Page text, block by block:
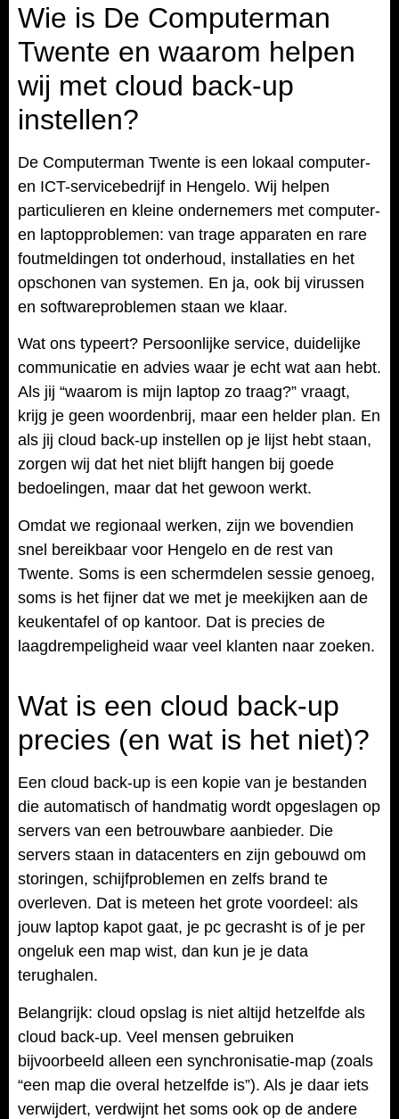
Wie is De Computerman
Twente en waarom helpen
wij met cloud back-up
instellen?
De Computerman Twente is een lokaal computer-
en ICT-servicebedrijf in Hengelo. Wij helpen
particulieren en kleine ondernemers met computer-
en laptopproblemen: van trage apparaten en rare
foutmeldingen tot onderhoud, installaties en het
opschonen van systemen. En ja, ook bij virussen
en softwareproblemen staan we klaar.
Wat ons typeert? Persoonlijke service, duidelijke
communicatie en advies waar je echt wat aan hebt.
Als jij “waarom is mijn laptop zo traag?” vraagt,
krijg je geen woordenbrij, maar een helder plan. En
als jij cloud back-up instellen op je lijst hebt staan,
zorgen wij dat het niet blijft hangen bij goede
bedoelingen, maar dat het gewoon werkt.
Omdat we regionaal werken, zijn we bovendien
snel bereikbaar voor Hengelo en de rest van
Twente. Soms is een schermdelen sessie genoeg,
soms is het fijner dat we met je meekijken aan de
keukentafel of op kantoor. Dat is precies de
laagdrempeligheid waar veel klanten naar zoeken.
Wat is een cloud back-up
precies (en wat is het niet)?
Een cloud back-up is een kopie van je bestanden
die automatisch of handmatig wordt opgeslagen op
servers van een betrouwbare aanbieder. Die
servers staan in datacenters en zijn gebouwd om
storingen, schijfproblemen en zelfs brand te
overleven. Dat is meteen het grote voordeel: als
jouw laptop kapot gaat, je pc gecrasht is of je per
ongeluk een map wist, dan kun je je data
terughalen.
Belangrijk: cloud opslag is niet altijd hetzelfde als
cloud back-up. Veel mensen gebruiken
bijvoorbeeld alleen een synchronisatie-map (zoals
“een map die overal hetzelfde is”). Als je daar iets
verwijdert, verdwijnt het soms ook op de andere